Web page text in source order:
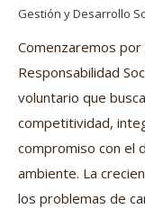
Gestión y Desarrollo
Comenzaremos por
Responsabilidad
voluntario que
competitividad,
compromiso con el
ambiente. La
los problemas de